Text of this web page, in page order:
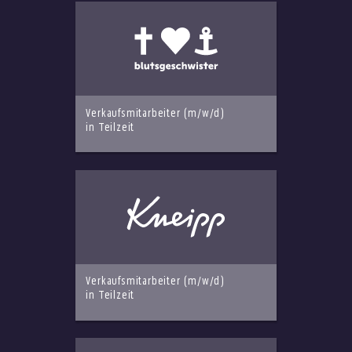
Verkaufsmitarbeiter (m/w/d)
in Teilzeit
Verkaufsmitarbeiter (m/w/d)
in Teilzeit